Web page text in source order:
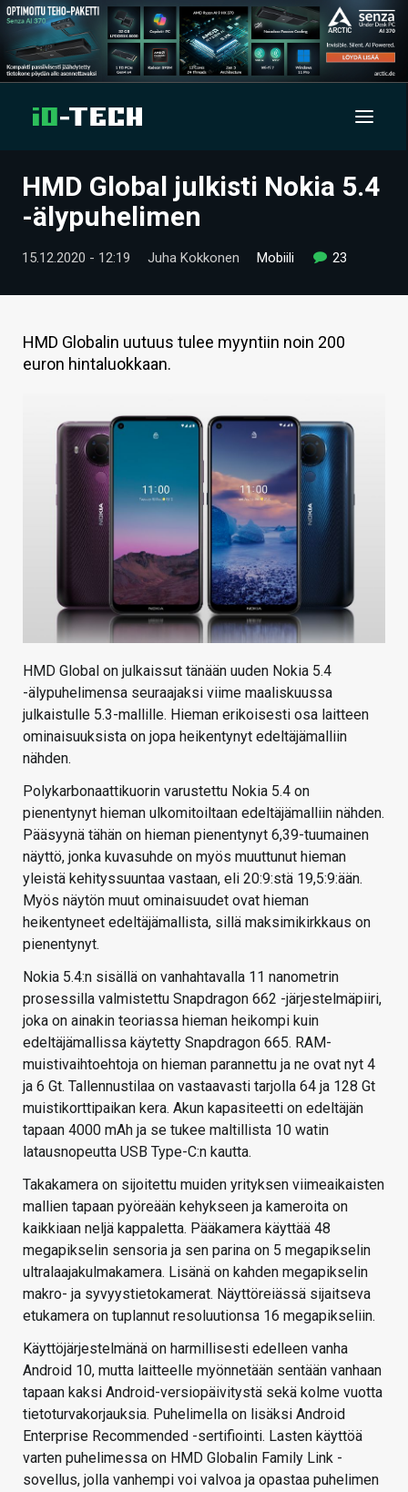
UUTISET
KAUPPA
VAIHDA TEEMA
HMD Global julkisti Nokia 5.4
-älypuhelimen
15.12.2020 - 12:19 Juha Kokkonen Mobiili 23
HMD Globalin uutuus tulee myyntiin noin 200
euron hintaluokkaan.
HMD Global on julkaissut tänään uuden Nokia 5.4
-älypuhelimensa seuraajaksi viime maaliskuussa
julkaistulle 5.3-mallille. Hieman erikoisesti osa laitteen
ominaisuuksista on jopa heikentynyt edeltäjämalliin
nähden.
Polykarbonaattikuorin varustettu Nokia 5.4 on
pienentynyt hieman ulkomitoiltaan edeltäjämalliin nähden.
Pääsyynä tähän on hieman pienentynyt 6,39-tuumainen
näyttö, jonka kuvasuhde on myös muuttunut hieman
yleistä kehityssuuntaa vastaan, eli 20:9:stä 19,5:9:ään.
Myös näytön muut ominaisuudet ovat hieman
heikentyneet edeltäjämallista, sillä maksimikirkkaus on
pienentynyt.
Nokia 5.4:n sisällä on vanhahtavalla 11 nanometrin
prosessilla valmistettu Snapdragon 662 -järjestelmäpiiri,
joka on ainakin teoriassa hieman heikompi kuin
edeltäjämallissa käytetty Snapdragon 665. RAM-
muistivaihtoehtoja on hieman parannettu ja ne ovat nyt 4
ja 6 Gt. Tallennustilaa on vastaavasti tarjolla 64 ja 128 Gt
muistikorttipaikan kera. Akun kapasiteetti on edeltäjän
tapaan 4000 mAh ja se tukee maltillista 10 watin
latausnopeutta USB Type-C:n kautta.
Takakamera on sijoitettu muiden yrityksen viimeaikaisten
mallien tapaan pyöreään kehykseen ja kameroita on
kaikkiaan neljä kappaletta. Pääkamera käyttää 48
megapikselin sensoria ja sen parina on 5 megapikselin
ultralaajakulmakamera. Lisänä on kahden megapikselin
makro- ja syvyystietokamerat. Näyttöreiässä sijaitseva
etukamera on tuplannut resoluutionsa 16 megapikseliin.
Käyttöjärjestelmänä on harmillisesti edelleen vanha
Android 10, mutta laitteelle myönnetään sentään vanhaan
tapaan kaksi Android-versiopäivitystä sekä kolme vuotta
tietoturvakorjauksia. Puhelimella on lisäksi Android
Enterprise Recommended -sertifiointi. Lasten käyttöä
varten puhelimessa on HMD Globalin Family Link -
sovellus, jolla vanhempi voi valvoa ja opastaa puhelimen